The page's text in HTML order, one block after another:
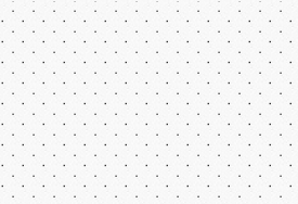
игры принадлежат их